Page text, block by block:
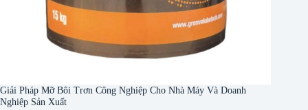
Giải Pháp Mỡ Bôi Trơn Công Nghiệp Cho Nhà Máy Và Doanh
Nghiệp Sản Xuất